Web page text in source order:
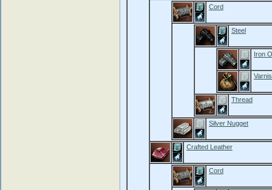
Cord
Steel
Iron
Thread
Silver Nugget
Crafted Leather
Cord